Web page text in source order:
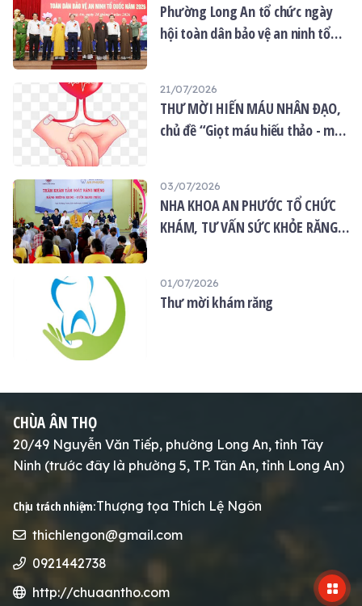
Phường Long An tổ chức ngày
hội toàn dân bảo vệ an ninh tổ
21/07/2026
THƯ MỜI HIẾN MÁU NHÂN ĐẠO,
chủ đề “Giọt máu hiếu thảo - mùa
03/07/2026
NHA KHOA AN PHƯỚC TỔ CHỨC
KHÁM, TƯ VẤN SỨC KHỎE RĂNG
01/07/2026
Thư mời khám răng
CHÙA ÂN THỌ
20/49 Nguyễn Văn Tiếp, phường Long An, tỉnh Tây
Ninh (trước đây là phường 5, TP. Tân An, tỉnh Long An)
Chịu trách nhiệm:Thượng tọa Thích Lệ Ngôn
thichlengon@gmail.com
0921442738
http://chuaantho.com